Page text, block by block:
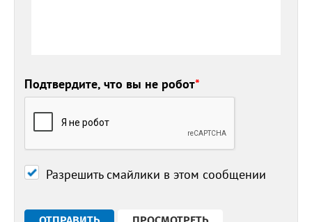
Подтвердите, что вы не робот*
Разрешить смайлики в этом сообщении